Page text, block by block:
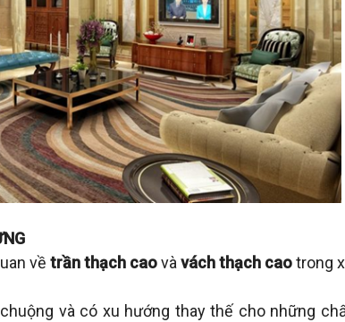
về trần thạch caovà vách thạch caotrong
và có xu hướng thay thế cho những